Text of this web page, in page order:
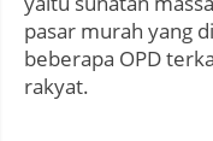
pasar murah yang
beberapa OPD
rakyat.